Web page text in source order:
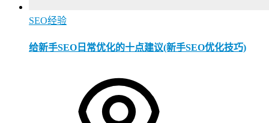
SEO经验
给新手SEO日常优化的十点建议(新手SEO优化技巧)